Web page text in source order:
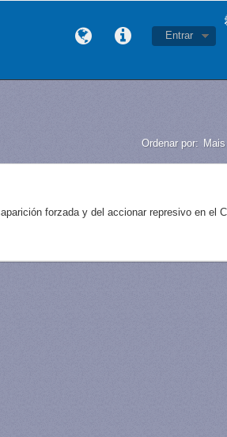
Entrar
Ordenar por:
forzada y del accionar represivo en el